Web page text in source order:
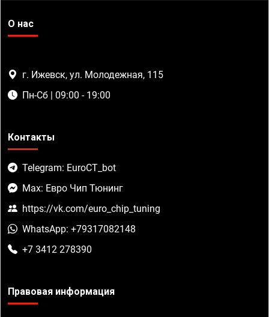
О нас
г. Ижевск, ул. Молодежная, 115
Пн-Сб | 09:00 - 19:00
Контакты
Telegram: EuroCT_bot
Max: Евро Чип Тюнинг
https://vk.com/euro_chip_tuning
WhatsApp: +79317082148
+7 3412 278390
Правовая информация